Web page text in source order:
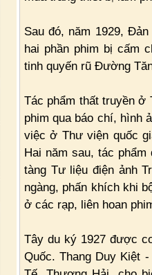
Sau đó, năm 1929,
hai phần phim bị cấm
tinh quyến rũ Đường
Tác phẩm thất truyền ở
phim qua báo chí, hình
việc ở Thư viện quốc
Hai năm sau, tác
tàng Tư liệu điện ảnh
ngàng, phấn khích khi
ở các rạp, liên hoan
Tây du ký 1927 được
Quốc. Thang Duy Kiệt